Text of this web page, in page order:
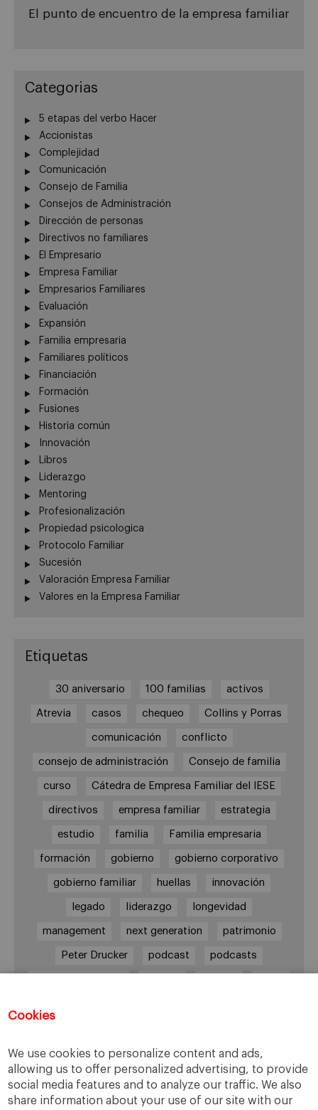
Cookies
We use cookies to personalize content and ads,
allowing us to offer personalized advertising, to provide
social media features and to analyze our traffic. We also
share information about your use of our site with our
El punto de encuentro de la empresa familiar
Categorias
5 etapas del verbo Hacer
Accionistas
Complejidad
Comunicación
Consejo de Familia
Consejos de Administración
Dirección de personas
Directivos no familiares
El Empresario
Empresa Familiar
Empresarios Familiares
Evaluación
Expansión
Familia empresaria
Familiares políticos
Financiación
Formación
Fusiones
Historia común
Innovación
Libros
Liderazgo
Mentoring
Profesionalización
Propiedad psicologica
Protocolo Familiar
Sucesión
Valoración Empresa Familiar
Valores en la Empresa Familiar
Etiquetas
30 aniversario 100 familias activos
Atrevia casos chequeo Collins y Porras
comunicación conflicto
consejo de administración Consejo de familia
curso Cátedra de Empresa Familiar del IESE
directivos empresa familiar estrategia
estudio familia Familia empresaria
formación gobierno gobierno corporativo
gobierno familiar huellas innovación
legado liderazgo longevidad
management next generation patrimonio
Peter Drucker podcast podcasts
órganos de gobierno